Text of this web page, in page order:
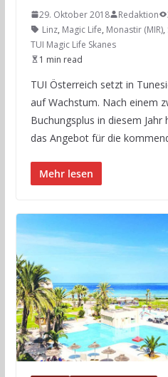
29. Oktober 2018 Redaktion
Linz, Magic Life, Monastir (MIR),
TUI Magic Life Skanes
1 min read
TUI Österreich setzt in
auf Wachstum. Nach einem
Buchungsplus in diesem
das Angebot für die
Mehr lesen